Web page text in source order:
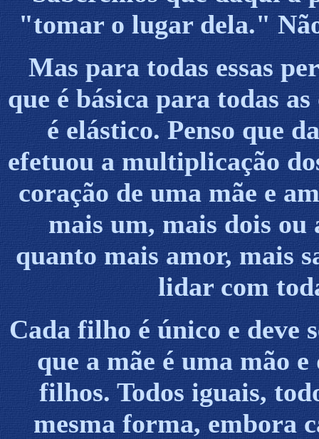
"tomar o lugar dela."
Mas para todas essas
que é básica para todas
é elástico. Penso que
efetuou a multiplicação
coração de uma mãe e
mais um, mais dois ou
quanto mais amor, mais
lidar com
Cada filho é único e deve
que a mãe é uma mão
filhos. Todos iguais,
mesma forma, embora